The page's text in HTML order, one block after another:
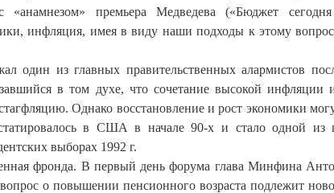
премьера Медведева («Бюджет сегодня
инфляция, имея в виду наши подходы к этому
один из главных правительственных алармистов
в том духе, что сочетание высокой инфляции
Однако восстановление и рост экономики
в США в начале 90-х и стало одной из
выборах 1992 г.
фронда. В первый день форума глава Минфина
о повышении пенсионного возраста подлежит